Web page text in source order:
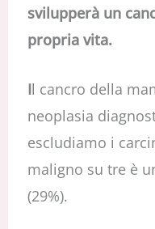
svilupperà un
propria vita.
Il cancro della
neoplasia
escludiamo i
maligno su tre è
(29%).